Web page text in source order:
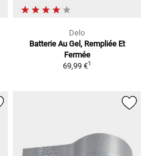
Delo
Batterie Au Gel, Rempliée Et
Fermée
69,99 €1